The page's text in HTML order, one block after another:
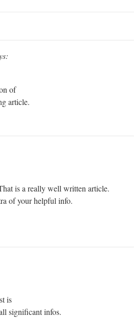
of
article.
is a really well written article.
of your helpful info.
is
significant infos.